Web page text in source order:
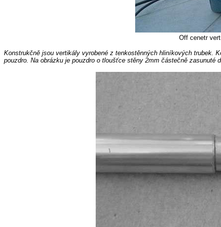
Off cenetr
Konstrukčně jsou vertikály vyrobené z tenkostěnných hliníkových trubek.
pouzdro. Na obrázku je pouzdro o tloušťce stěny 2mm částečně zasunuté